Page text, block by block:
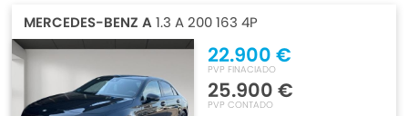
MERCEDES-BENZ A1.3 A 200 163 4P
22.900 €
PVP FINACIADO
25.900 €
PVP CONTADO